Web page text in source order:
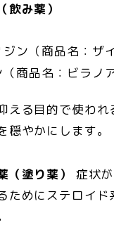
飲み薬）
ン（商品名：ザ
商品名：ビラノア
える目的で使われ
穏やかにします。
（塗り薬）
症状
ためにステロイド